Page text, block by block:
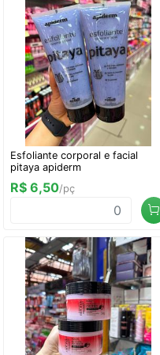
Esfoliante corporal e facial
pitaya apiderm
R$ 6,50/pç